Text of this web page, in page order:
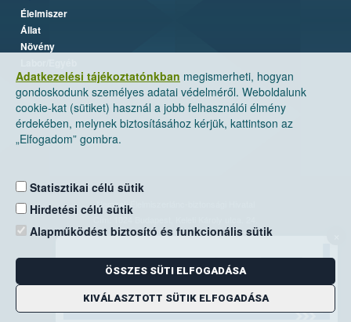
Adatkezelési tájékoztatónkban megismerheti, hogyan
gondoskodunk személyes adatai védelméről. Weboldalunk
cookie-kat (sütiket) használ a jobb felhasználói élmény
érdekében, melynek biztosításához kérjük, kattintson az
„Elfogadom” gombra.
Statisztikai célú sütik
Hirdetési célú sütik
Alapműködést biztosító és funkcionális sütik
ÖSSZES SÜTI ELFOGADÁSA
KIVÁLASZTOTT SÜTIK ELFOGADÁSA
Élelmiszer
Állat
Növény
Nemzeti Élelmiszerlánc-biztonsági Hivatal
Levelezési cím: 1525 Budapest. Pf. 30.
E-mail:ugyfelszolgalat@nebih.gov.hu
Zöld szám: 06-80/263-244
Telefon: 06-1/ 336-9000